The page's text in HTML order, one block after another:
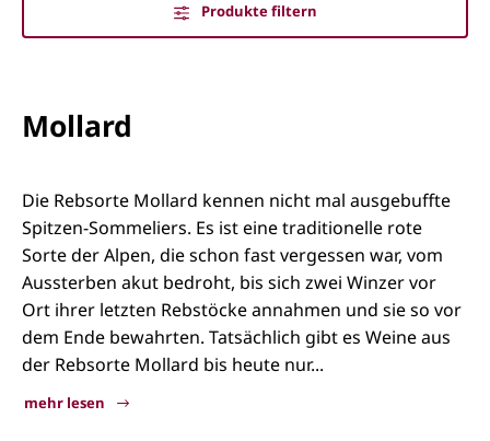
Produkte filtern
Mollard
Die Rebsorte Mollard kennen nicht mal ausgebuffte
Spitzen-Sommeliers. Es ist eine traditionelle rote
Sorte der Alpen, die schon fast vergessen war, vom
Aussterben akut bedroht, bis sich zwei Winzer vor
Ort ihrer letzten Rebstöcke annahmen und sie so vor
dem Ende bewahrten. Tatsächlich gibt es Weine aus
der Rebsorte Mollard bis heute nur...
mehr lesen